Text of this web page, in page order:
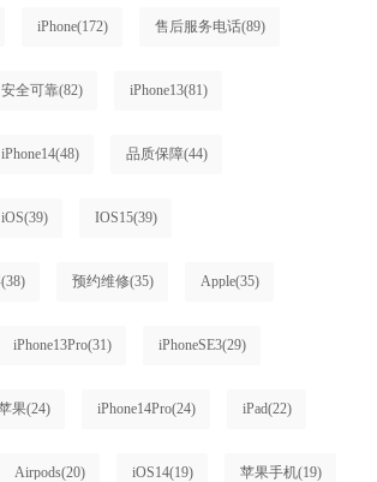
iPhone(172) 售后服务电话(89)
安全可靠(82) iPhone13(81)
iPhone14(48) 品质保障(44)
iOS(39) IOS15(39)
(38) 预约维修(35) Apple(35)
iPhone13Pro(31) iPhoneSE3(29)
果(24) iPhone14Pro(24) iPad(22)
Airpods(20) iOS14(19) 苹果手机(19)